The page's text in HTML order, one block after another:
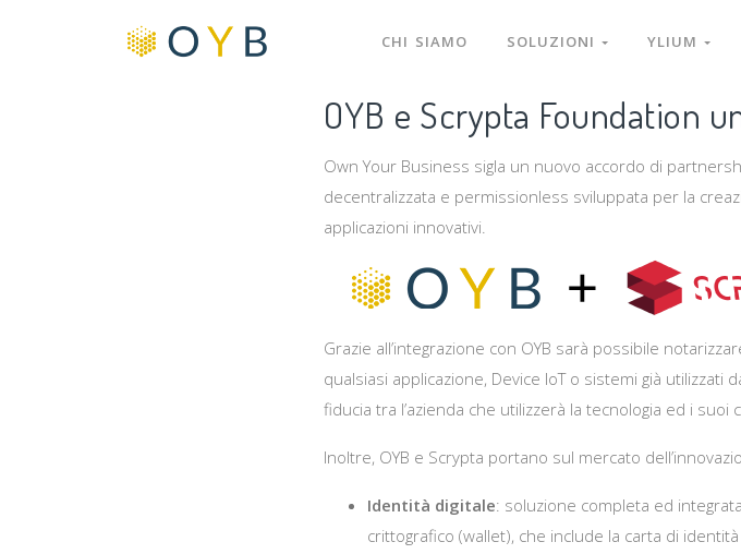
CHI SIAMO SOLUZIONI YLIUM
OYB e Scrypta Foundation
Own Your Business sigla un nuovo accordo di
decentralizzata e permissionless sviluppata per la
applicazioni innovativi.
Grazie all’integrazione con OYB sarà possibile
qualsiasi applicazione, Device IoT o sistemi già
fiducia tra l’azienda che utilizzerà la tecnologia ed i suoi
Inoltre, OYB e Scrypta portano sul mercato
Identità digitale: soluzione completa ed
crittografico (wallet), che include la carta di